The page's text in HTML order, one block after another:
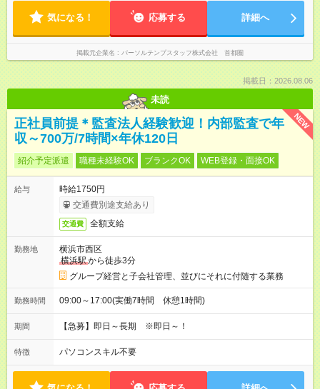
気になる！ 応募する 詳細へ
掲載元企業名 パーソルテンプスタッフ株式会社 首都圏
掲載日：2026.08.06
未読
NEW
正社員前提＊監査法人経験歓迎！内部監査で年
収～700万/7時間×年休120日
紹介予定派遣 職種未経験OK ブランクOK WEB登録・面接OK
給与
時給1750円
交通費別途支給あり
交通費 全額支給
勤務地
横浜市西区
横浜駅から徒歩3分
グループ経営と子会社管理、並びにそれに付随する業務
勤務時間 09:00～17:00(実働7時間 休憩1時間)
期間 【急募】即日～長期 ※即日～！
特徴 パソコンスキル不要